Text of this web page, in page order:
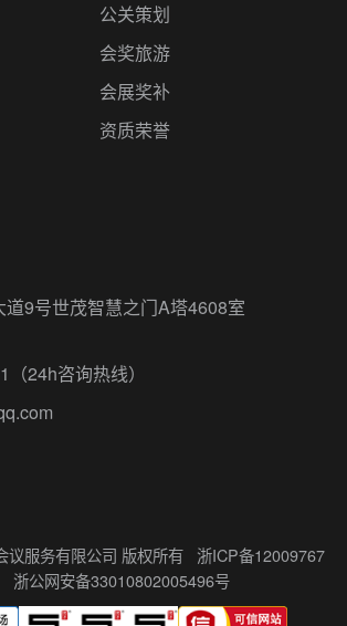
公关策划
会奖旅游
会展奖补
资质荣誉
9号世茂智慧之门A塔4608室
（24h咨询热线）
服务有限公司 版权所有 浙ICP备12009767
浙公网安备33010802005496号